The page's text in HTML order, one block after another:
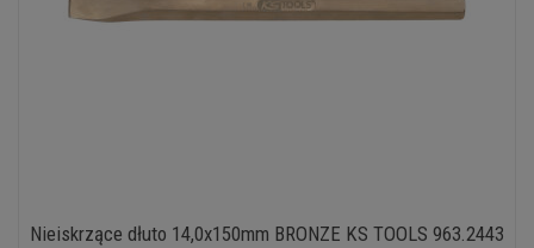
Nieiskrzące dłuto 14,0x150mm BRONZE KS TOOLS 963.2443